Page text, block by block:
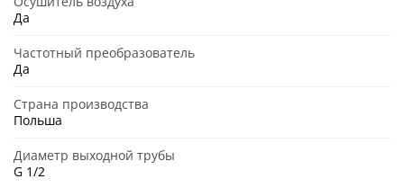
Да
Частотный преобразователь
Да
Страна производства
Польша
Диаметр выходной трубы
G 1/2